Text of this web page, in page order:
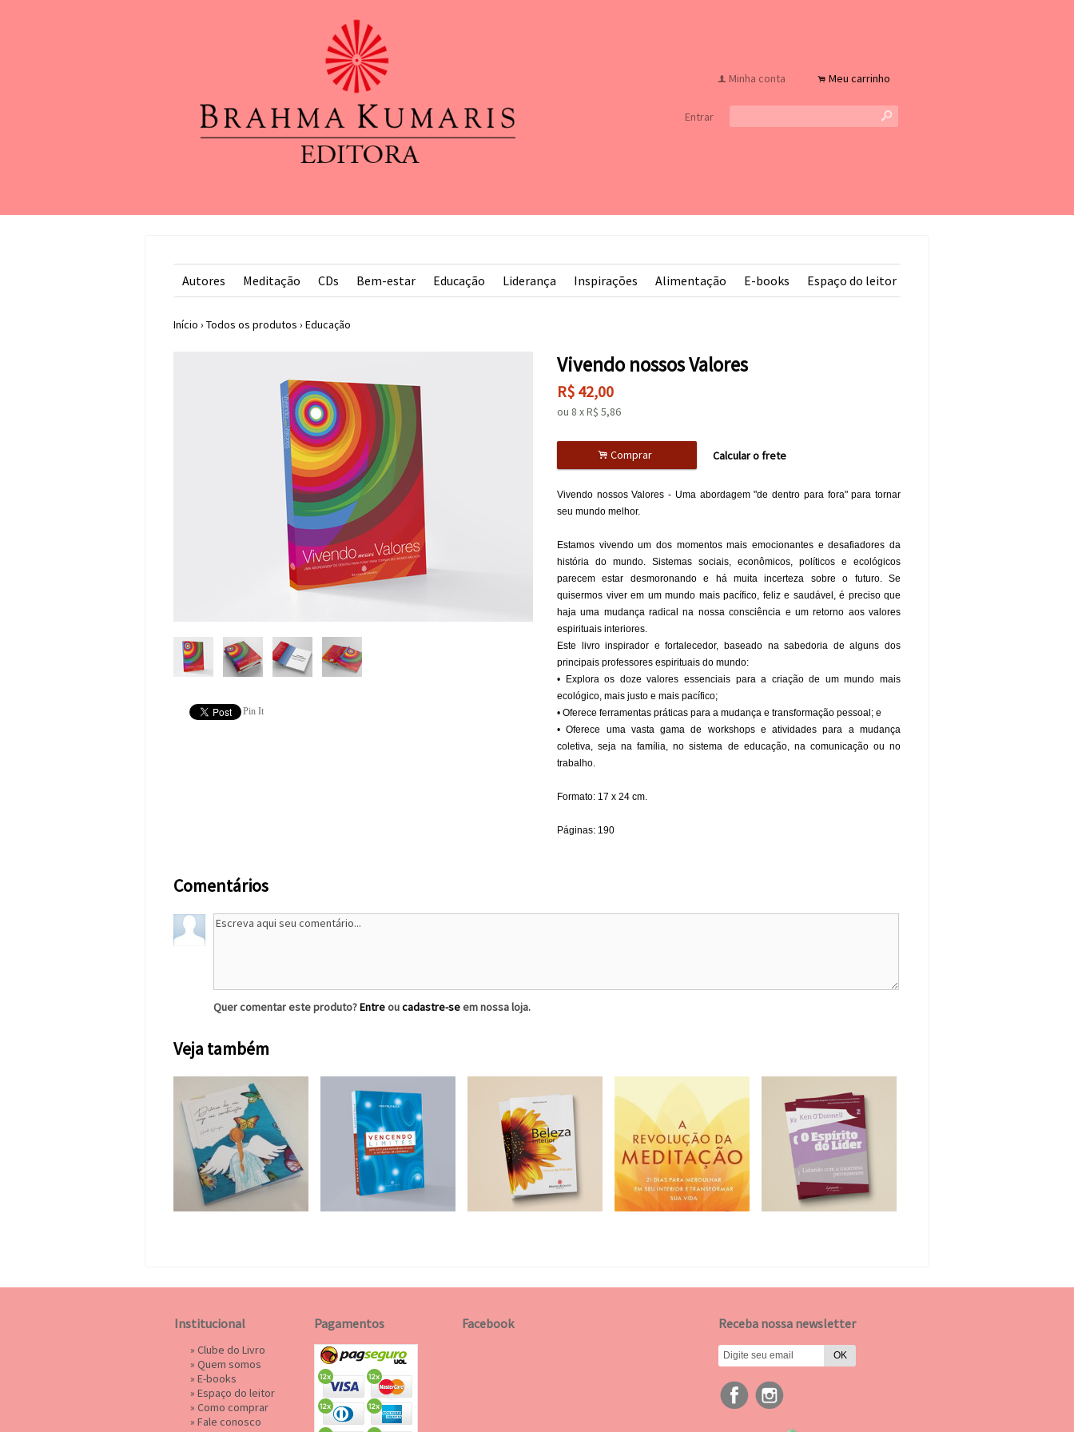
f Minha conta . Meu carrinho
Entrar s
Autores Meditação CDs Bem-estar Educação Liderança Inspirações Alimentação E-books Espaço do leitor
Início › Todos os produtos › Educação
Pin It
Vivendo nossos Valores
R$ 42,00
ou 8 xR$ 5,86
. Comprar Calcular o frete
Vivendo nossos Valores - Uma abordagem "de dentro para fora" para tornar
seu mundo melhor.
Estamos vivendo um dos momentos mais emocionantes e desafiadores da
história do mundo. Sistemas sociais, econômicos, políticos e ecológicos
parecem estar desmoronando e há muita incerteza sobre o futuro. Se
quisermos viver em um mundo mais pacífico, feliz e saudável, é preciso que
haja uma mudança radical na nossa consciência e um retorno aos valores
espirituais interiores.
Este livro inspirador e fortalecedor, baseado na sabedoria de alguns dos
principais professores espirituais do mundo:
• Explora os doze valores essenciais para a criação de um mundo mais
ecológico, mais justo e mais pacífico;
• Oferece ferramentas práticas para a mudança e transformação pessoal; e
• Oferece uma vasta gama de workshops e atividades para a mudança
coletiva, seja na família, no sistema de educação, na comunicação ou no
trabalho.
Formato: 17 x 24 cm.
Páginas: 190
Comentários
Quer comentar este produto?Entreoucadastre-seem nossa loja.
Veja também
Institucional
» Clube do Livro
» Quem somos
» E-books
» Espaço do leitor
» Como comprar
» Fale conosco
Pagamentos Facebook Receba nossa newsletter